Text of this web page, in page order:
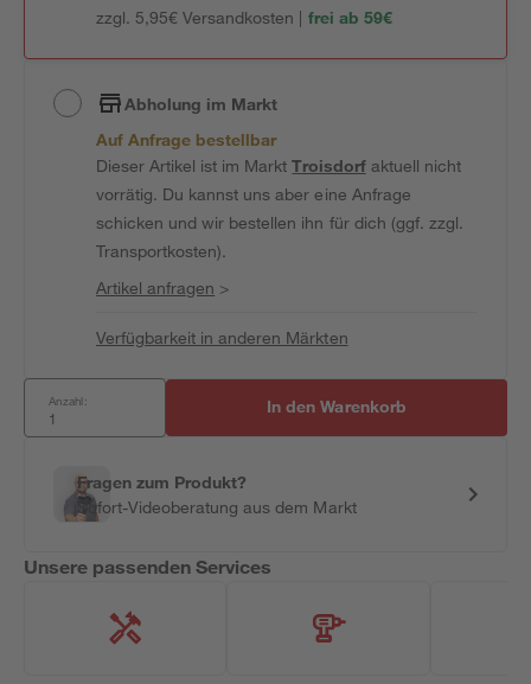
zzgl. 5,95€ Versandkosten | frei ab 59€
Abholung im Markt
Auf Anfrage bestellbar
Dieser Artikel ist im MarktTroisdorfaktuell nicht
vorrätig. Du kannst uns aber eine Anfrage
schicken und wir bestellen ihn für dich (ggf. zzgl.
Transportkosten).
Artikel anfragen >
Verfügbarkeit in anderen Märkten
Anzahl: In den Warenkorb
Fragen zum Produkt?
Sofort-Videoberatung aus dem Markt
Unsere passenden Services